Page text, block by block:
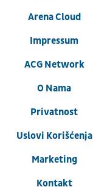
Arena Cloud
Impressum
ACG Network
O Nama
Privatnost
Uslovi Korišćenja
Marketing
Kontakt